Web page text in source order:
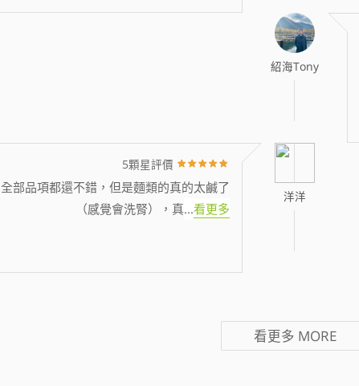
紹海Tony
洋洋
5顆星評價
全部品項都還不錯，但是麵類的真的太鹹了
（感覺會洗腎），真...看更多
看更多 MORE